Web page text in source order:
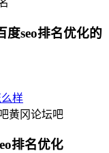
度seo排名优化的
黄冈论坛吧
排名优化